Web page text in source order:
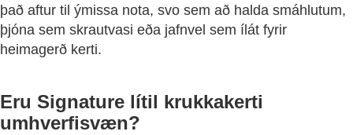
það aftur til ýmissa nota, svo sem að halda smáhlutum,
þjóna sem skrautvasi eða jafnvel sem ílát fyrir
heimagerð kerti.
Eru Signature lítil krukkakerti
umhverfisvæn?